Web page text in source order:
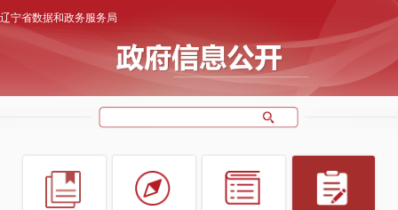
辽宁省数据和政务服务局